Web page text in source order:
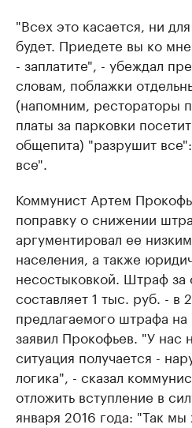
"Всех это касается, ни
будет. Приедете вы ко
- заплатите", - убеждал
словам, поблажки
(напомним, рестораторы
платы за парковки
общепита) "разрушит
все".
Коммунист Артем
поправку о снижении
аргументировал ее
населения, а также
несостыковкой. Штраф за
составляет 1 тыс. руб. - в
предлагаемого штрафа на
заявил Прокофьев. "У нас
ситуация получается -
логика", - сказал
отложить вступление в
января 2016 года: "Так